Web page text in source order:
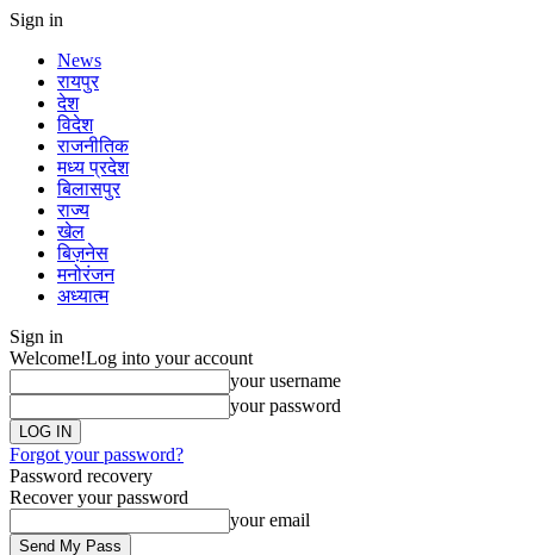
Sign in
News
रायपुर
देश
विदेश
राजनीतिक
मध्य प्रदेश
बिलासपुर
राज्य
खेल
बिज़नेस
मनोरंजन
अध्यात्म
Sign in
Welcome!Log into your account
your username
your password
Forgot your password?
Password recovery
Recover your password
your email